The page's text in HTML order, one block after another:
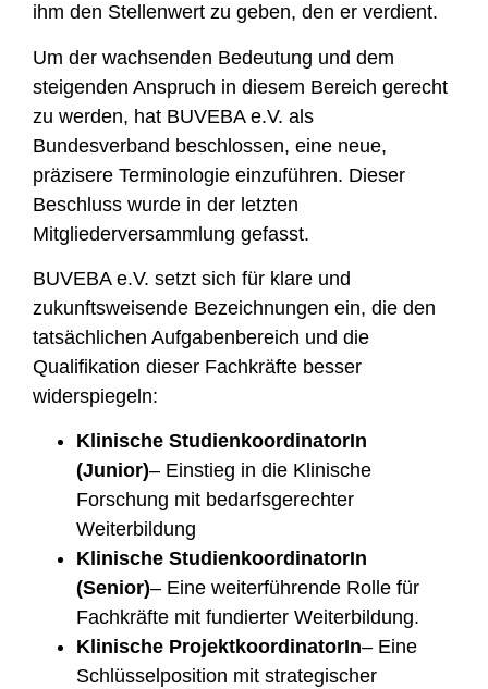
ihm den Stellenwert zu geben, den er verdient.
Um der wachsenden Bedeutung und dem
steigenden Anspruch in diesem Bereich gerecht
zu werden, hat BUVEBA e.V. als
Bundesverband beschlossen, eine neue,
präzisere Terminologie einzuführen. Dieser
Beschluss wurde in der letzten
Mitgliederversammlung gefasst.
BUVEBA e.V. setzt sich für klare und
zukunftsweisende Bezeichnungen ein, die den
tatsächlichen Aufgabenbereich und die
Qualifikation dieser Fachkräfte besser
widerspiegeln:
Klinische StudienkoordinatorIn
(Junior)– Einstieg in die Klinische
Forschung mit bedarfsgerechter
Weiterbildung
Klinische StudienkoordinatorIn
(Senior)– Eine weiterführende Rolle für
Fachkräfte mit fundierter Weiterbildung.
Klinische ProjektkoordinatorIn– Eine
Schlüsselposition mit strategischer